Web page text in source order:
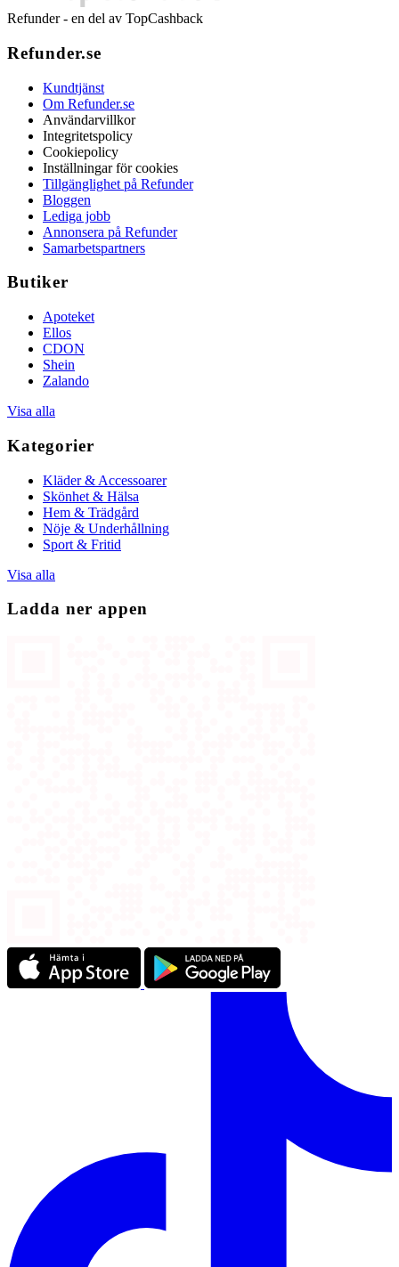
Refunder - en del av TopCashback
Refunder.se
Kundtjänst
Om Refunder.se
Användarvillkor
Integritetspolicy
Cookiepolicy
Inställningar för cookies
Tillgänglighet på Refunder
Bloggen
Lediga jobb
Annonsera på Refunder
Samarbetspartners
Butiker
Apoteket
Ellos
CDON
Shein
Zalando
Visa alla
Kategorier
Kläder & Accessoarer
Skönhet & Hälsa
Hem & Trädgård
Nöje & Underhållning
Sport & Fritid
Visa alla
Ladda ner appen